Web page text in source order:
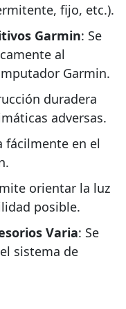
fijo, etc.).
Garmin: Se
al
Garmin.
duradera
adversas.
fácilmente en el
orientar la luz
posible.
Varia: Se
sistema de